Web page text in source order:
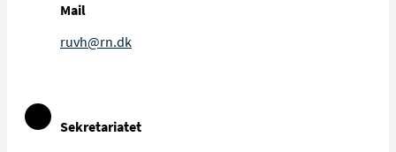
Mail
ruvh@rn.dk
Sekretariatet